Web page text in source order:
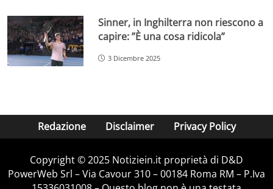
Sinner, in Inghilterra non riescono a
capire: ”È una cosa ridicola”
3 Dicembre 2025
Redazione Disclaimer Privacy Policy
Copyright © 2025 Notiziein.it proprietà di D&D
PowerWeb Srl – Via Cavour 310 – 00184 Roma RM – P.Iva